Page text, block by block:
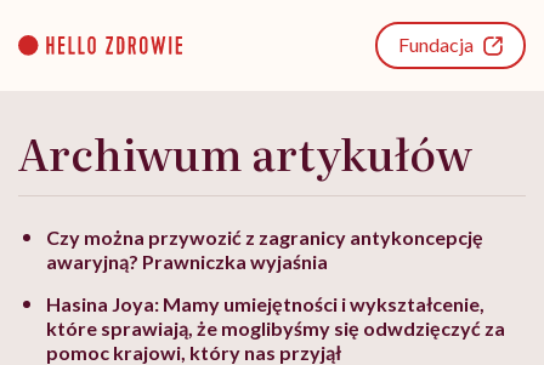
content
Fundacja
Archiwum artykułów
Czy można przywozić z zagranicy antykoncepcję
awaryjną? Prawniczka wyjaśnia
Hasina Joya: Mamy umiejętności i wykształcenie,
które sprawiają, że moglibyśmy się odwdzięczyć za
pomoc krajowi, który nas przyjął